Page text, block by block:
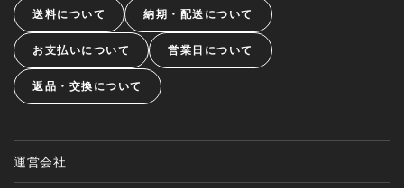
送料について 納期・配送について
お支払いについて 営業日について
返品・交換について
運営会社